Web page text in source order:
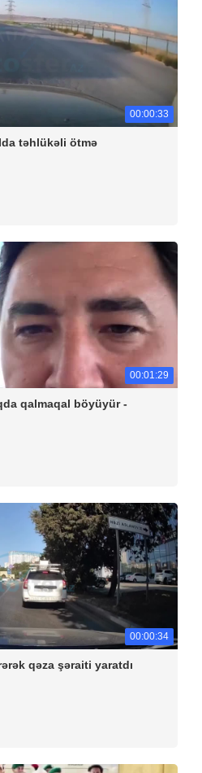
00:00:33
təhlükəli ötmə
00:01:29
qalmaqal böyüyür -
00:00:34
qəza şəraiti yaratdı